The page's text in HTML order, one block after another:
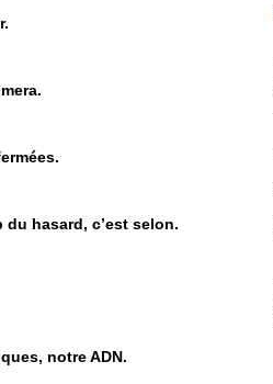
hasard, c’est selon.
notre ADN.